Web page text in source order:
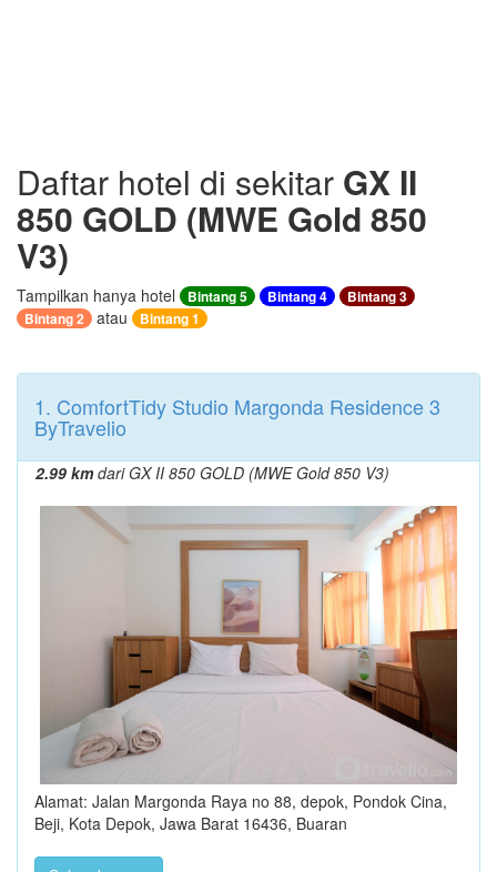
Daftar hotel di sekitar GX II
850 GOLD (MWE Gold 850
V3)
Tampilkan hanya hotel Bintang 5 Bintang 4
Bintang 3
Bintang 2
atau Bintang 1
1. ComfortTidy Studio Margonda Residence 3
ByTravelio
2.99 kmdari GX II 850 GOLD (MWE Gold 850 V3)
Alamat: Jalan Margonda Raya no 88, depok, Pondok Cina,
Beji, Kota Depok, Jawa Barat 16436, Buaran